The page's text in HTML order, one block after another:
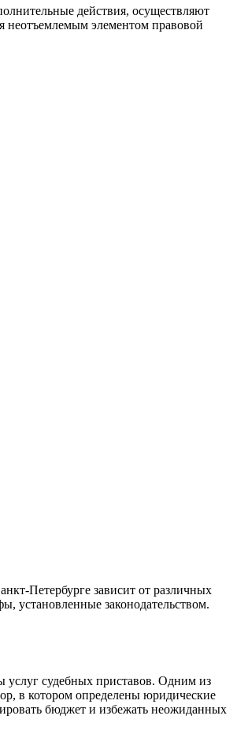
действия, осуществляют
неотъемлемым элементом правовой
Петербурге зависит от различных
установленные законодательством.
услуг судебных приставов. Одним из
в котором определены юридические
бюджет и избежать неожиданных